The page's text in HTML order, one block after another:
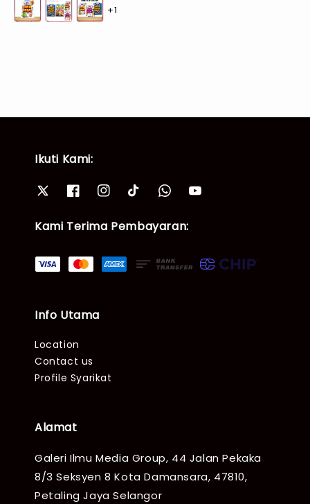
+1
Ikuti Kami:
Kami Terima Pembayaran:
Info Utama
Location
Contact us
Profile Syarikat
Alamat
Galeri Ilmu Media Group, 44 Jalan Pekaka
8/3 Seksyen 8 Kota Damansara, 47810,
Petaling Jaya Selangor